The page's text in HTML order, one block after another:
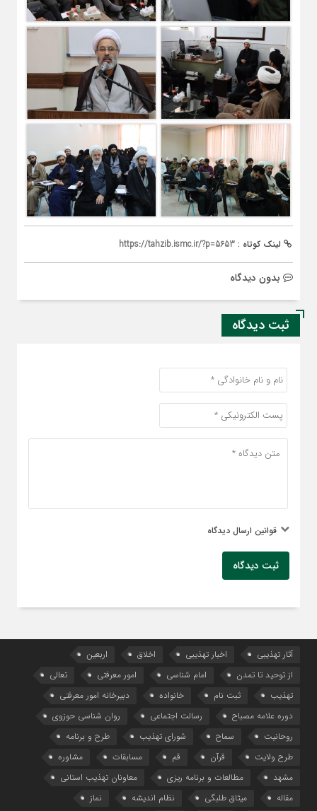
لینک کوتاه : https://tahzib.ismc.ir/?p=5653
بدون دیدگاه
ثبت دیدگاه
قوانین ارسال دیدگاه
ثبت دیدگاه
آثار تهذیبی اخبار تهذیبی اخلاق
اربعین
از توحید تا تمدن
امام شناسی امور معرفتی
تعالی
تهذیب
ثبت نام خانواده
دبیرخانه امور معرفتی
دوره علامه مصباح
رسالت اجتماعی
روان شناسی حوزوی
روحانیت
سماح شورای تهذیب
طرح و برنامه
طرح ولایت
قرآن قم مسابقات
مشاوره
مشهد
مطالعات و برنامه ریزی
معاونان تهذیب استانی
مقاله
میثاق طلبگی نظام اندیشه نماز